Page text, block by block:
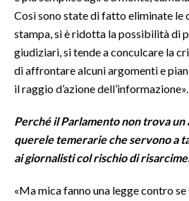
Così sono state di fatto eliminate le
stampa, si è ridotta la possibilità di
giudiziari, si tende a conculcare la
di affrontare alcuni argomenti e
il raggio d’azione dell’informazione».
Perché il Parlamento non trova un
querele temerarie che servono a
ai giornalisti col rischio di
«Ma mica fanno una legge contro se